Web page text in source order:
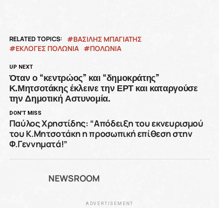
RELATED TOPICS:
ΒΑΣΙΛΗΣ ΜΠΑΓΙΑΤΗΣ
ΕΚΛΟΓΕΣ ΠΟΛΩΝΙΑ
ΠΟΛΩΝΙΑ
UP NEXT
Όταν ο “κεντρώος” και “δημοκράτης”
Κ.Μητσοτάκης έκλεινε την ΕΡΤ και καταργούσε
την Δημοτική Αστυνομία.
DON'T MISS
Παύλος Χρηστίδης: “Απόδειξη του εκνευρισμού
του Κ.Μητσοτάκη η προσωπική επίθεση στην
Φ.Γεννηματά!”
NEWSROOM
ADVERTISEMENT